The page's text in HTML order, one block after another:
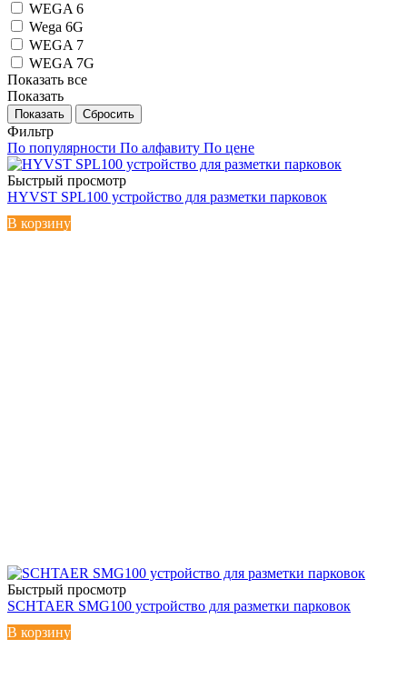
WEGA 6
Wega 6G
WEGA 7
WEGA 7G
Показать все
Показать
Сбросить
Фильтр
По популярности По алфавиту По цене
Быстрый просмотр
HYVST SPL100 устройство для разметки парковок
В корзину
Быстрый просмотр
SCHTAER SMG100 устройство для разметки парковок
В корзину